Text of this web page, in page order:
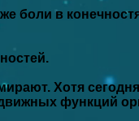
боли в
Хотя
функций